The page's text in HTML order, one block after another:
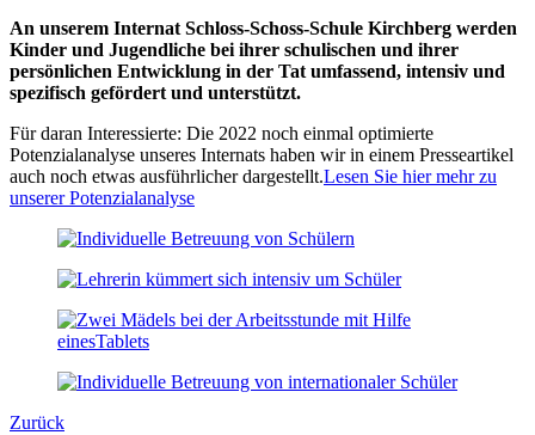
An unserem Internat Schloss-Schoss-Schule Kirchberg werden
Kinder und Jugendliche bei ihrer schulischen und ihrer
persönlichen Entwicklung in der Tat umfassend, intensiv und
spezifisch gefördert und unterstützt.
Für daran Interessierte: Die 2022 noch einmal optimierte
Potenzialanalyse unseres Internats haben wir in einem Presseartikel
auch noch etwas ausführlicher dargestellt.Lesen Sie hier mehr zu
unserer Potenzialanalyse
Zurück